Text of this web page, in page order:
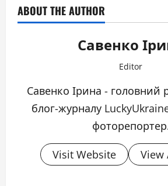
ABOUT THE AUTHOR
Савенко
Editor
Савенко Ірина - головний
блог-журналу
Visit Website View